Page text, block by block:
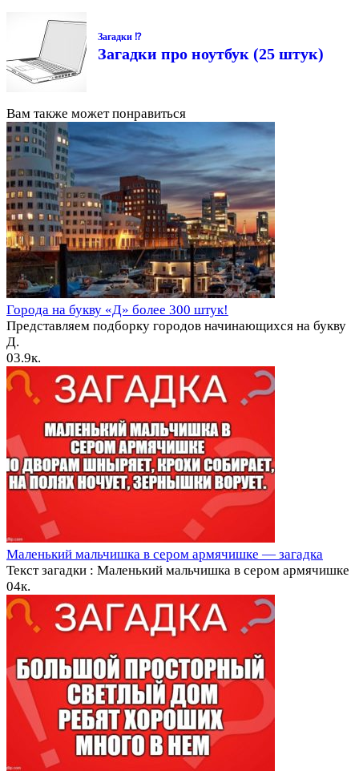
Загадки ⁉
Загадки про ноутбук (25 штук)
Вам также может понравиться
Города на букву «Д» более 300 штук!
Представляем подборку городов начинающихся на букву
Д.
03.9к.
Маленький мальчишка в сером армячишке — загадка
Текст загадки : Маленький мальчишка в сером армячишке
04к.